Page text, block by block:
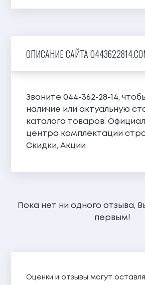
ОПИСАНИЕ САЙТА
Звоните 044-362-28-14,
наличие или актуальную
каталога товаров.
центра комплектации
Скидки, Акции
Пока нет ни одного отзыва,
первым!
Оценки и отзывы могут